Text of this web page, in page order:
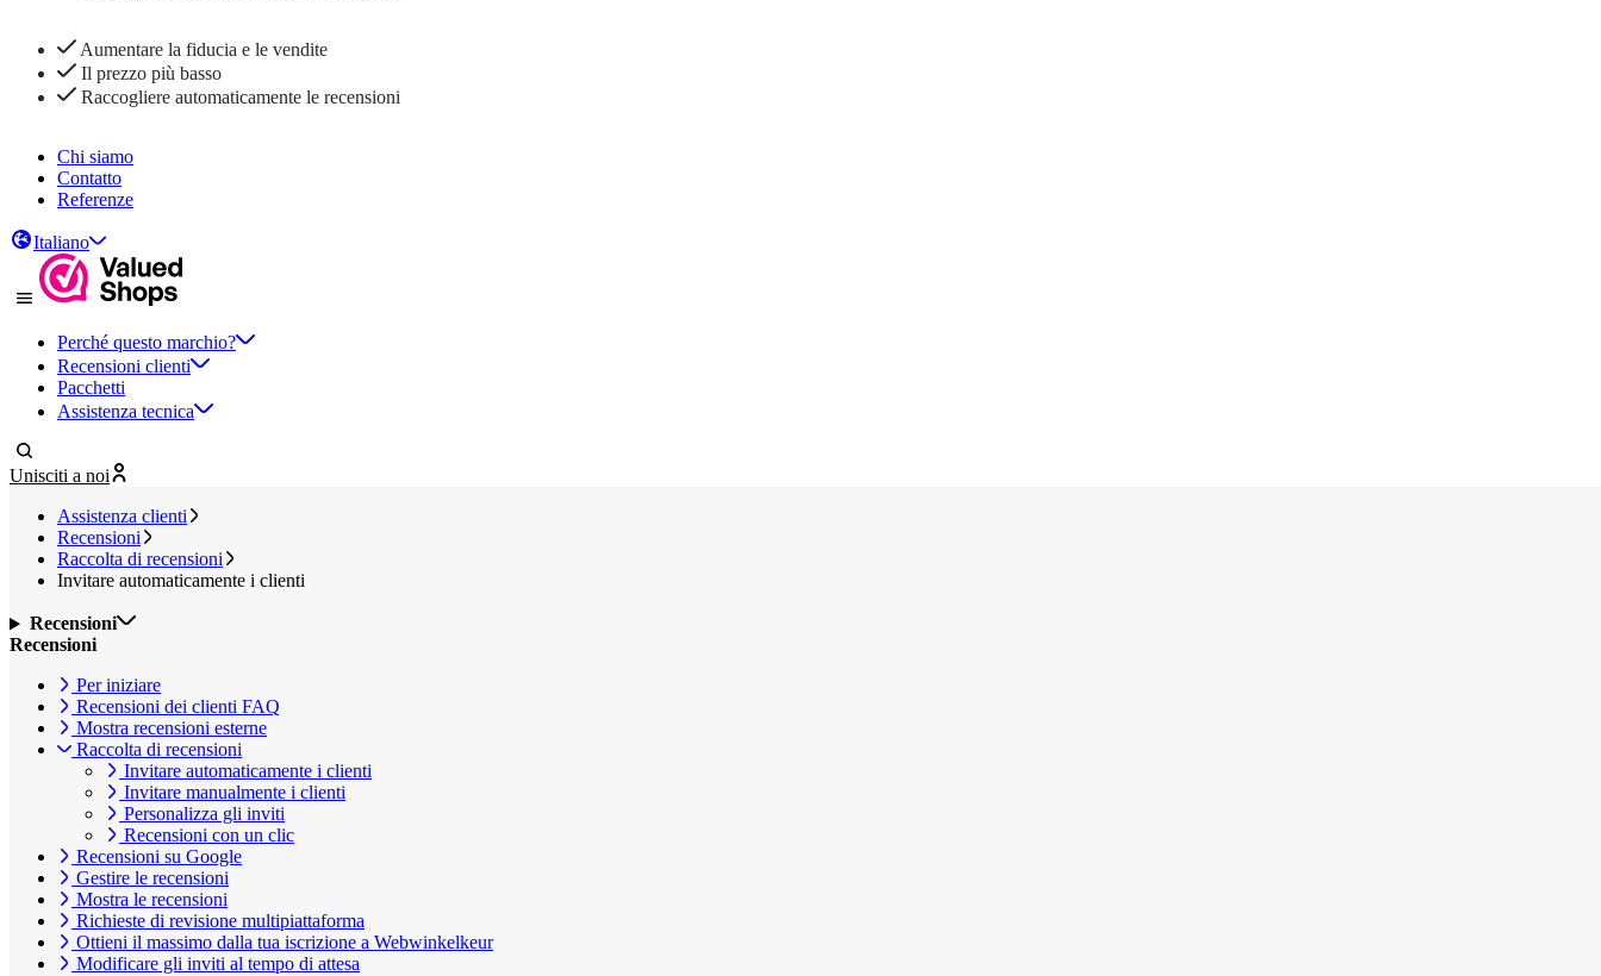
Aumentare la fiducia e le vendite
Il prezzo più basso
Raccogliere automaticamente le recensioni
Chi siamo
Contatto
Referenze
Italiano
Perché questo marchio?
Recensioni clienti
Pacchetti
Assistenza tecnica
Unisciti a noi
Assistenza clienti
Recensioni
Raccolta di recensioni
Invitare automaticamente i clienti
Recensioni
Recensioni
Per iniziare
Recensioni dei clienti FAQ
Mostra recensioni esterne
Raccolta di recensioni
Invitare automaticamente i clienti
Invitare manualmente i clienti
Personalizza gli inviti
Recensioni con un clic
Recensioni su Google
Gestire le recensioni
Mostra le recensioni
Richieste di revisione multipiattaforma
Ottieni il massimo dalla tua iscrizione a Webwinkelkeur
Modificare gli inviti al tempo di attesa